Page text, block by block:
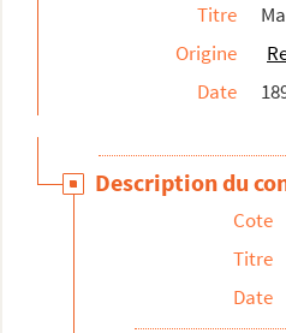
Reuchsel
autographes
libris
Messias
Sonates IV à VI
Titre
Origine
Date
Description du
Cote
Titre
Date